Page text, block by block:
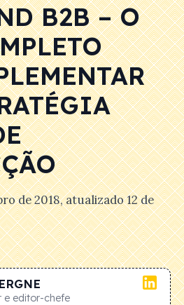
B2B – O
de 2018, atualizado12 de
e editor-chefe